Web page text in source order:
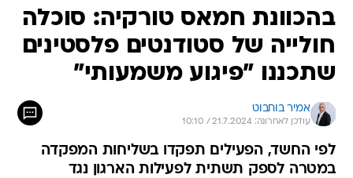
בהכוונת חמאס טורקיה: סוכלה
חולייה של סטודנטים פלסטינים
שתכננו "פיגוע משמעותי"
אמיר בוחבוט
עודכן לאחרונה: 21.7.2024 / 10:10
לפי החשד, הפעילים תפקדו בשליחות המפקדה
במטרה לספק תשתית לפעילות הארגון נגד